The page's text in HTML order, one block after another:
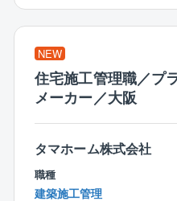
ポロシャツやジーンズ、
■安定した受注
発注元の8割は、親会社関
■残業少な目
個人差もございますが、
■業務詳細：
基本タマホーム株式会社
プローチとなりますので
基本的に関係性が良い方
電話/メール等で問い合わ
ーム工事のご提案となり
お客様を対応する場合もあ
月に3～4件のアプローチ
■働き方：
NEW
住宅施工管理職／プ
メーカー／大阪
タマホーム株式会社
職種
建築施工管理